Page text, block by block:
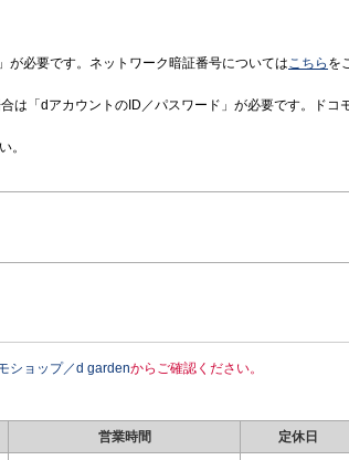
が必要です。ネットワーク暗証番号についてはこちら を
は「dアカウントのID／パスワード」が必要です。ドコ
。
ショップ／d gardenからご確認ください。
営業時間 定休日